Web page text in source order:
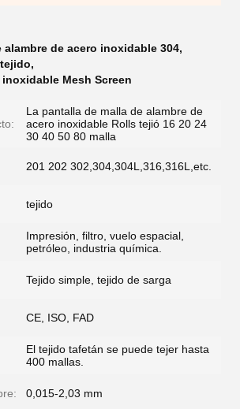
alambre de acero inoxidable 304,
,
Mesh Screen
La pantalla de malla de alambre de
acero inoxidable Rolls tejió 16 20 24
30 40 50 80 malla
201 202 302,304,304L,316,316L,etc.
tejido
Impresión, filtro, vuelo espacial,
petróleo, industria química.
Tejido simple, tejido de sarga
CE, ISO, FAD
El tejido tafetán se puede tejer hasta
400 mallas.
0,015-2,03 mm